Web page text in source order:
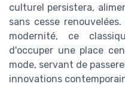
culturel persistera,
sans cesse
modernité, ce
d'occuper une place
mode, servant de
innovations